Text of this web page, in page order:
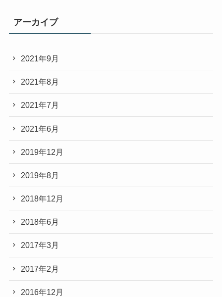
アーカイブ
2021年9月
2021年8月
2021年7月
2021年6月
2019年12月
2019年8月
2018年12月
2018年6月
2017年3月
2017年2月
2016年12月